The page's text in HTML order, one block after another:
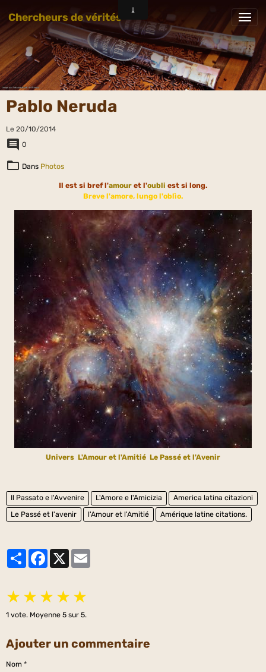
Chercheurs de vérités
Pablo Neruda
Le 20/10/2014
0
Dans Photos
Il est si bref l'amour et l'oubli est si long.
Breve l'amore, lungo l'oblìo.
Univers L'Amour et l'Amitié Le Passé et l'Avenir
Il Passato e l'Avvenire L'Amore e l'Amicizia
America latina citazioni
Le Passé et l'avenir
l'Amour et l'Amitié Amérique latine citations.
PartagerFacebook
X
★ ★ ★ ★ ★
1 vote. Moyenne 5 sur 5.
Ajouter un commentaire
Nom